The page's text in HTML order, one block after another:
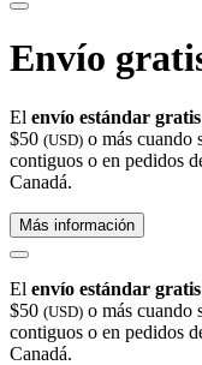
Envío
El envío estándar gratis
$50 (USD) o más cuando
contiguos o en pedidos
Canadá.
Más información
El envío estándar gratis
$50 (USD) o más cuando
contiguos o en pedidos
Canadá.